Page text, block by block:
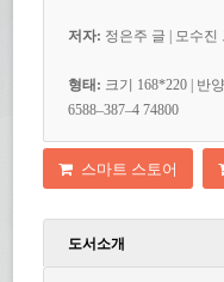
저자: 정은주 글 | 모수진
형태: 크기 168*220 | 반
6588–387–4 74800
스마트 스토어
도서소개